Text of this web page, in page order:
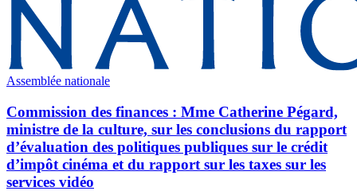
Assemblée nationale
Commission des finances : Mme Catherine Pégard,
ministre de la culture, sur les conclusions du rapport
d’évaluation des politiques publiques sur le crédit
d’impôt cinéma et du rapport sur les taxes sur les
services vidéo